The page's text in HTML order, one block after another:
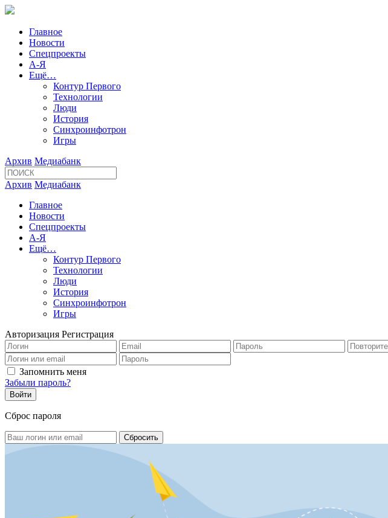
Главное
Новости
Спецпроекты
А-Я
Ещё…
Контур Первого
Технологии
Люди
История
Синхроинфотрон
Игры
Архив Медиабанк
Архив Медиабанк
Главное
Новости
Спецпроекты
А-Я
Ещё…
Контур Первого
Технологии
Люди
История
Синхроинфотрон
Игры
Авторизация Регистрация
Запомнить меня
Забыли пароль?
Сброс пароля